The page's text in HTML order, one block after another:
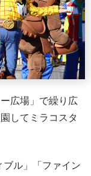
広場」で繰り広
してミラコスタ
ブル」「ファイン